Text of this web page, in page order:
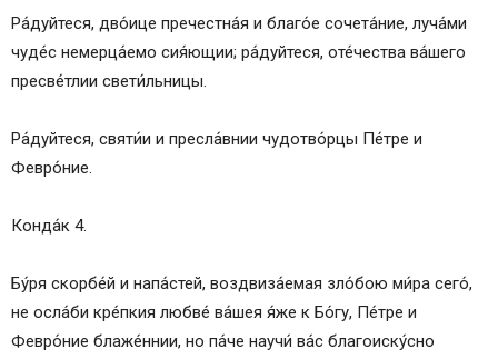
Ра́дуйтеся, дво́ице пречестна́я и благо́е сочета́ние, луча́ми
чуде́с немерца́емо сия́ющии; ра́дуйтеся, оте́чества ва́шего
пресве́тлии свети́льницы.
Ра́дуйтеся, святи́и и пресла́внии чудотво́рцы Пе́тре и
Февро́ние.
Конда́к 4.
Бу́ря скорбе́й и напа́стей, воздвиза́емая зло́бою ми́ра сего́,
не осла́би кре́пкия любве́ ва́шея я́же к Бо́гу, Пе́тре и
Февро́ние блаже́ннии, но па́че научи́ ва́с благоиску́сно